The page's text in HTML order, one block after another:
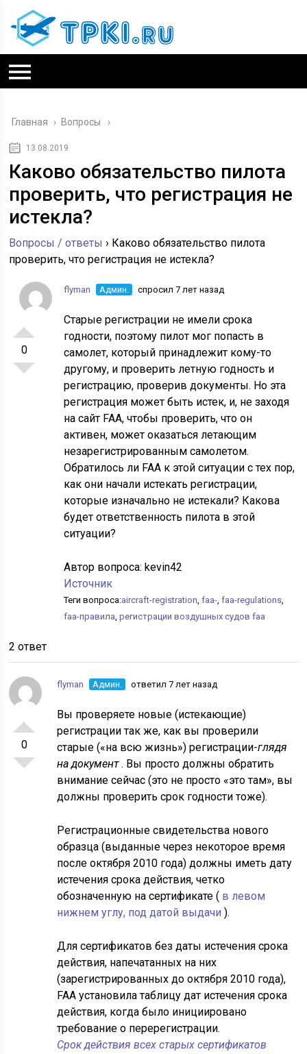
Главная › Вопросы
13.08.2019
Каково обязательство пилота
проверить, что регистрация не
истекла?
Вопросы / ответы › Каково обязательство пилота
проверить, что регистрация не истекла?
0
flyman Админ. спросил 7 лет назад
Старые регистрации не имели срока
годности, поэтому пилот мог попасть в
самолет, который принадлежит кому-то
другому, и проверить летную годность и
регистрацию, проверив документы. Но эта
регистрация может быть истек, и, не заходя
на сайт FAA, чтобы проверить, что он
активен, может оказаться летающим
незарегистрированным самолетом.
Обратилось ли FAA к этой ситуации с тех пор,
как они начали истекать регистрации,
которые изначально не истекали? Какова
будет ответственность пилота в этой
ситуации?
Автор вопроса:kevin42
Источник
Теги вопроса:aircraft-registration,faa-,faa-regulations,
faa-правила,регистрации воздушных судов faa
2 ответ
0
flyman Админ. ответил 7 лет назад
Вы проверяете новые (истекающие)
регистрации так же, как вы проверили
старые («на всю жизнь») регистрации-глядя
на документ. Вы просто должны обратить
внимание сейчас (это не просто «это там», вы
должны проверить срок годности тоже).
Регистрационные свидетельства нового
образца (выданные через некоторое время
после октября 2010 года) должны иметь дату
истечения срока действия, четко
обозначенную на сертификате ( в левом
нижнем углу, под датой выдачи).
Для сертификатов без даты истечения срока
действия, напечатанных на них
(зарегистрированных до октября 2010 года),
FAA установила таблицу дат истечения срока
действия, когда было инициировано
требование о перерегистрации.
Срок действия всех старых сертификатов